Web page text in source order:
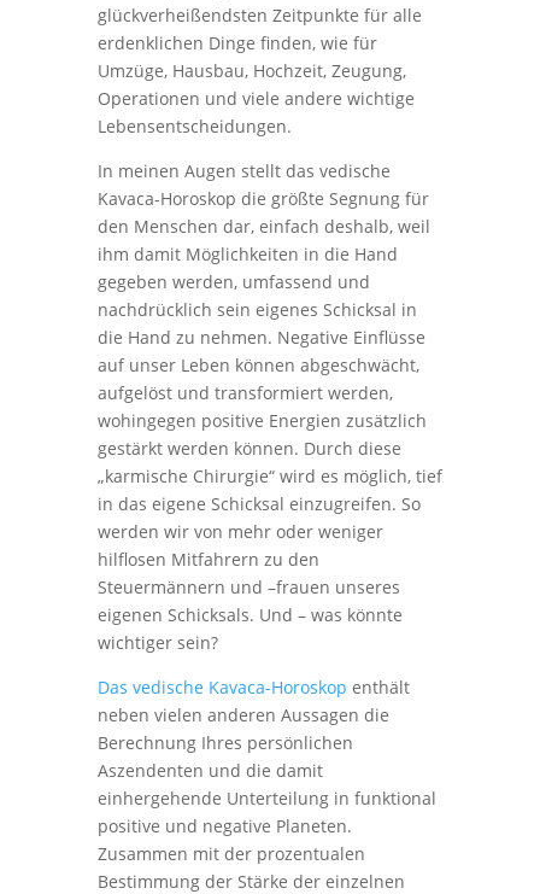
glückverheißendsten Zeitpunkte für alle
erdenklichen Dinge finden, wie für
Umzüge, Hausbau, Hochzeit, Zeugung,
Operationen und viele andere wichtige
Lebensentscheidungen.
In meinen Augen stellt das vedische
Kavaca-Horoskop die größte Segnung für
den Menschen dar, einfach deshalb, weil
ihm damit Möglichkeiten in die Hand
gegeben werden, umfassend und
nachdrücklich sein eigenes Schicksal in
die Hand zu nehmen. Negative Einflüsse
auf unser Leben können abgeschwächt,
aufgelöst und transformiert werden,
wohingegen positive Energien zusätzlich
gestärkt werden können. Durch diese
„karmische Chirurgie“ wird es möglich, tief
in das eigene Schicksal einzugreifen. So
werden wir von mehr oder weniger
hilflosen Mitfahrern zu den
Steuermännern und –frauen unseres
eigenen Schicksals. Und – was könnte
wichtiger sein?
Das vedische Kavaca-Horoskop enthält
neben vielen anderen Aussagen die
Berechnung Ihres persönlichen
Aszendenten und die damit
einhergehende Unterteilung in funktional
positive und negative Planeten.
Zusammen mit der prozentualen
Bestimmung der Stärke der einzelnen